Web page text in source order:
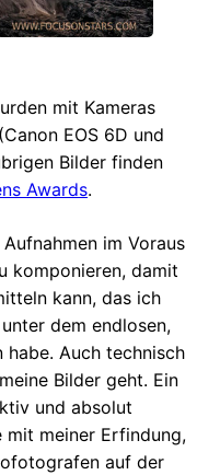
mit Kameras
EOS 6D und
Bilder finden
Awards.
im Voraus
komponieren, damit
kann, das ich
dem endlosen,
habe. Auch technisch
Bilder geht. Ein
und absolut
mit meiner Erfindung,
auf der